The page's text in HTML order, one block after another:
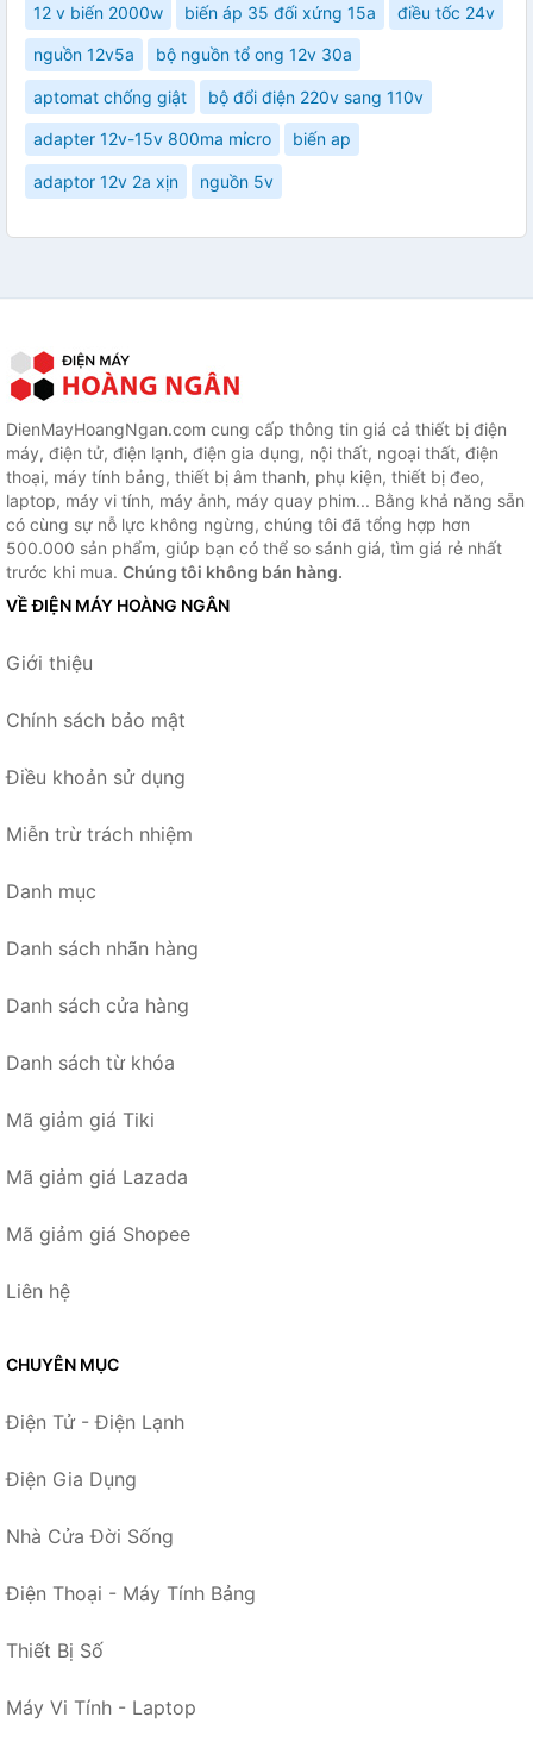
12 v biến 2000w biến áp 35 đối xứng 15a điều tốc 24v
nguồn 12v5a bộ nguồn tổ ong 12v 30a
aptomat chống giật bộ đổi điện 220v sang 110v
adapter 12v-15v 800ma mỉcro biến ap
adaptor 12v 2a xịn nguồn 5v
DienMayHoangNgan.com cung cấp thông tin giá cả thiết bị điện
máy, điện tử, điện lạnh, điện gia dụng, nội thất, ngoại thất, điện
thoại, máy tính bảng, thiết bị âm thanh, phụ kiện, thiết bị đeo,
laptop, máy vi tính, máy ảnh, máy quay phim... Bằng khả năng sẵn
có cùng sự nỗ lực không ngừng, chúng tôi đã tổng hợp hơn
500.000 sản phẩm, giúp bạn có thể so sánh giá, tìm giá rẻ nhất
trước khi mua. Chúng tôi không bán hàng.
VỀ ĐIỆN MÁY HOÀNG NGÂN
Giới thiệu
Chính sách bảo mật
Điều khoản sử dụng
Miễn trừ trách nhiệm
Danh mục
Danh sách nhãn hàng
Danh sách cửa hàng
Danh sách từ khóa
Mã giảm giá Tiki
Mã giảm giá Lazada
Mã giảm giá Shopee
Liên hệ
CHUYÊN MỤC
Điện Tử - Điện Lạnh
Điện Gia Dụng
Nhà Cửa Đời Sống
Điện Thoại - Máy Tính Bảng
Thiết Bị Số
Máy Vi Tính - Laptop